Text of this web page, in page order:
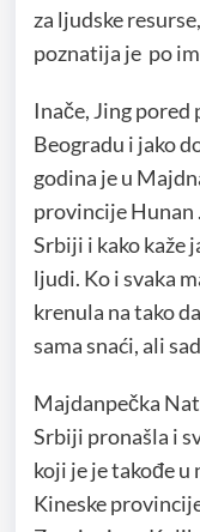
za ljudske
poznatija je po
Inače, Jing
Beogradu i jako
godina je u
provincije Hunan
Srbiji i kako kaže
ljudi. Ko i svaka
krenula na tako
sama snaći, ali
Majdanpečka
Srbiji pronašla i
koji je je takođe u
Kineske